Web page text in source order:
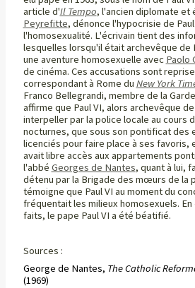
article d'Il Tempo, l'ancien diplomate et
Peyrefitte, dénonce l'hypocrisie de
l'homosexualité. L'écrivain tient des
lesquelles lorsqu'il était archevêque de
une aventure homosexuelle avec Paolo
de cinéma. Ces accusations sont
correspondant à Rome du New York
Franco Bellegrandi, membre de la
affirme que Paul VI, alors archevêque
interpeller par la police locale au cours
nocturnes, que sous son pontificat des
licenciés pour faire place à ses favoris,
avait libre accès aux appartements
l'abbé Georges de Nantes, quant à lui,
détenu par la Brigade des mœurs de la
témoigne que Paul VI au moment du
fréquentait les milieux homosexuels.
faits, le pape Paul VI a été béatifié.
Sources :
George de Nantes, The Catholic
(1969)